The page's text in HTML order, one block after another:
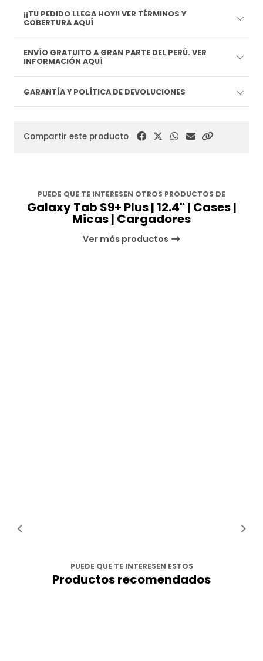
¡¡TU PEDIDO LLEGA HOY!! VER TÉRMINOS Y
COBERTURA AQUÍ
ENVÍO GRATUITO A GRAN PARTE DEL PERÚ. VER
INFORMACIÓN AQUÍ
GARANTÍA Y POLÍTICA DE DEVOLUCIONES
Compartir este producto
PUEDE QUE TE INTERESEN OTROS PRODUCTOS DE
Galaxy Tab S9+ Plus | 12.4" | Cases |
Micas | Cargadores
Ver más productos
PUEDE QUE TE INTERESEN ESTOS
Productos recomendados